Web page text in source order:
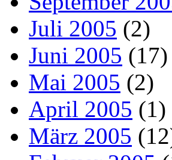
Juli 2005 (2)
Juni 2005 (17)
Mai 2005 (2)
April 2005 (1)
März 2005